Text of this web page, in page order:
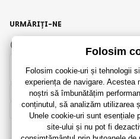
Romanian
URMĂRIȚI-NE
Instagram